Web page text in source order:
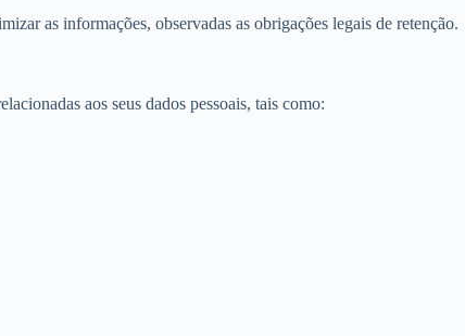
as informações, observadas as obrigações legais de retenção.
aos seus dados pessoais, tais como: